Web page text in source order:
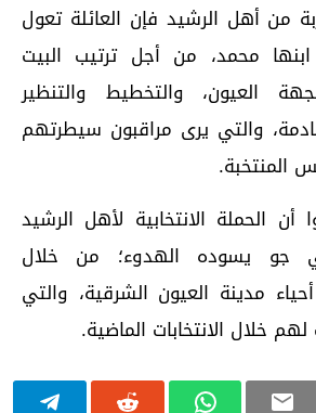
من أهل الرشيد فإن العائلة تعول
محمد، من أجل ترتيب البيت
العيون، والتخطيط والتنظير
والتي يرى مراقبون سيطرتهم
المنتخبة.
الحملة الانتخابية لأهل الرشيد
جو يسوده الهدوء؛ من خلال
مدينة العيون الشرقية، والتي
خلال الانتخابات الماضية.